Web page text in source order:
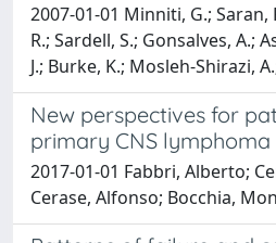
2007-01-01 Minniti, G.; Saran,
R.; Sardell, S.; Gonsalves, A.;
J.; Burke, K.; Mosleh-Shirazi,
New perspectives for
primary CNS lymphoma
2017-01-01 Fabbri, Alberto;
Cerase, Alfonso; Bocchia,